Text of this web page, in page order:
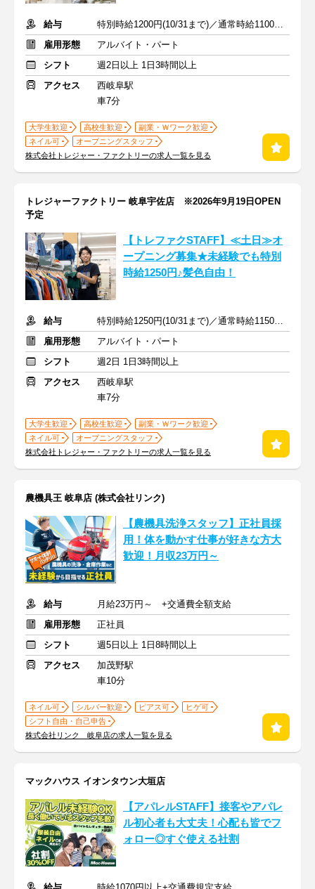
給与
特別時給1200円(10/31まで)／通常時給1100円 ※交通費支給
雇用形態
アルバイト・パート
シフト
週2日以上 1日3時間以上
アクセス
西岐阜駅
車7分
大学生歓迎 高校生歓迎
副業・Ｗワーク歓迎
ネイル可
オープニングスタッフ
株式会社トレジャー・ファクトリーの求人一覧を見る
トレジャーファクトリー 岐阜宇佐店 ※2026年9月19日OPEN
予定
【トレファクSTAFF】≪土日≫オ
ープニング募集★未経験でも特別
時給1250円♪髪色自由！
給与
特別時給1250円(10/31まで)／通常時給1150円 ※交通費支給
雇用形態
アルバイト・パート
シフト
週2日 1日3時間以上
アクセス
西岐阜駅
車7分
大学生歓迎 高校生歓迎
副業・Ｗワーク歓迎
ネイル可
オープニングスタッフ
株式会社トレジャー・ファクトリーの求人一覧を見る
農機具王 岐阜店 (株式会社リンク)
【農機具洗浄スタッフ】正社員採
用！体を動かす仕事が好きな方大
歓迎！月収23万円～
給与
月給23万円～ +交通費全額支給
雇用形態
正社員
シフト
週5日以上 1日8時間以上
アクセス
加茂野駅
車10分
ネイル可 シルバー歓迎 ピアス可
ヒゲ可
シフト自由・自己申告
株式会社リンク 岐阜店の求人一覧を見る
マックハウス イオンタウン大垣店
【アパレルSTAFF】接客やアパレ
ル初心者も大丈夫！心配も皆でフ
ォロー◎すぐ使える社割